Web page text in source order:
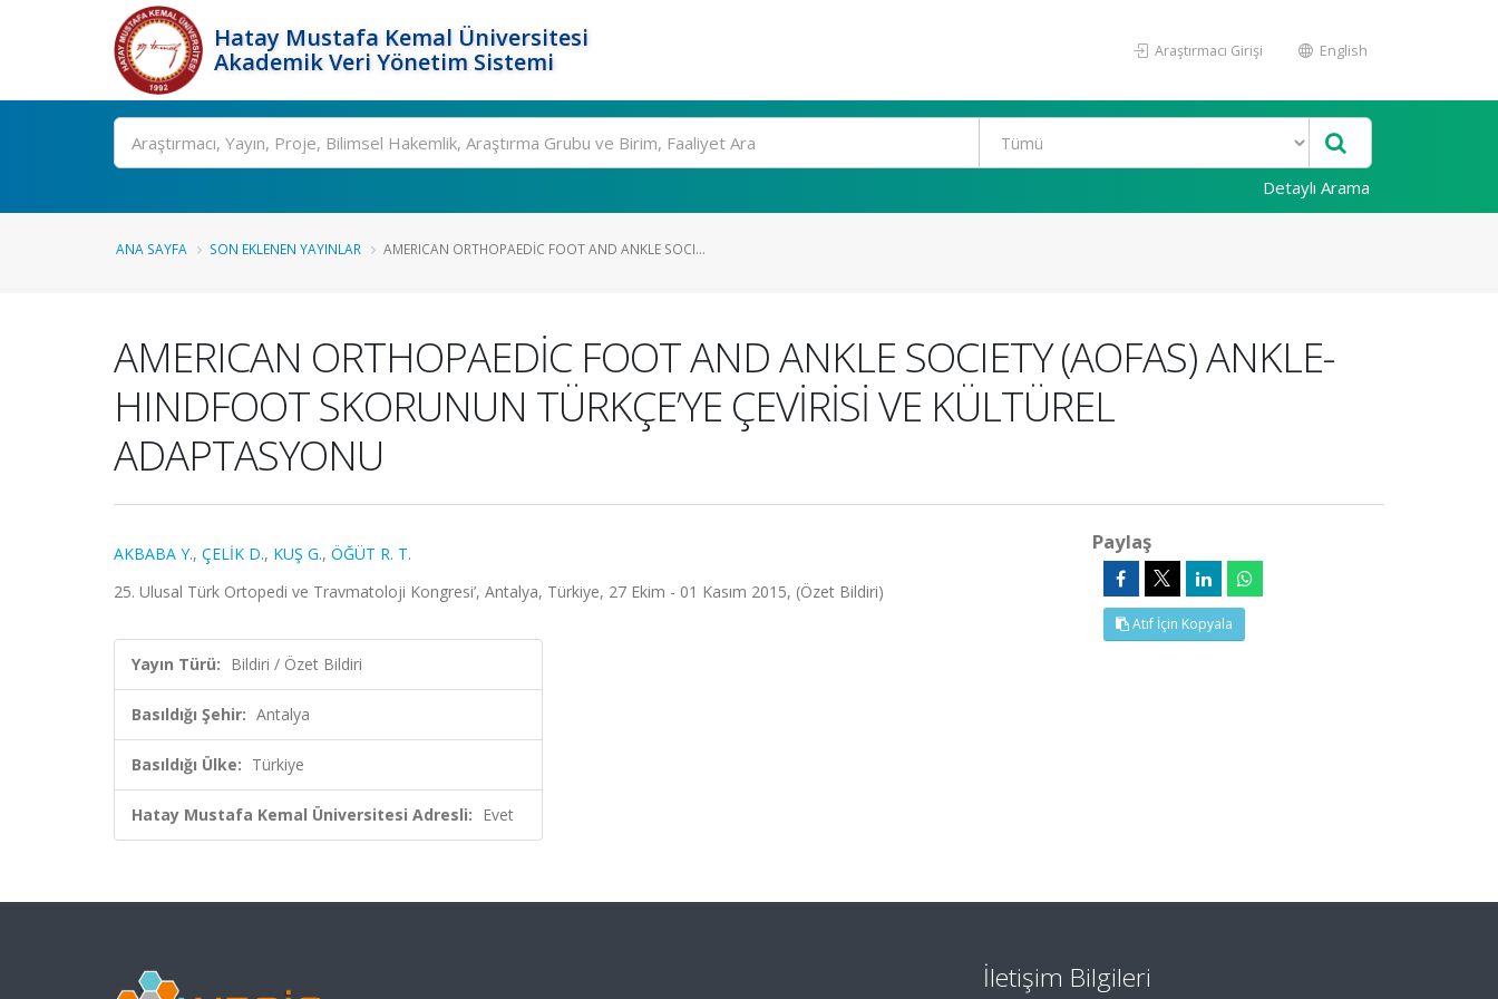
Hatay Mustafa Kemal Üniversitesi
Akademik Veri Yönetim Sistemi
Araştırmacı Girişi English
Ara
Detaylı Arama
ANA SAYFA SON EKLENEN YAYINLAR AMERICAN ORTHOPAEDİC FOOT AND ANKLE SOCI...
AMERICAN ORTHOPAEDİC FOOT AND ANKLE SOCIETY (AOFAS) ANKLE-
HINDFOOT SKORUNUN TÜRKÇE’YE ÇEVİRİSİ VE KÜLTÜREL
ADAPTASYONU
AKBABA Y., ÇELİK D., KUŞ G., ÖĞÜT R. T.
25. Ulusal Türk Ortopedi ve Travmatoloji Kongresi’, Antalya, Türkiye, 27 Ekim - 01 Kasım 2015, (Özet Bildiri)
Yayın Türü: Bildiri / Özet Bildiri
Basıldığı Şehir: Antalya
Basıldığı Ülke: Türkiye
Hatay Mustafa Kemal Üniversitesi Adresli: Evet
Paylaş
Atıf İçin Kopyala
İletişim Bilgileri